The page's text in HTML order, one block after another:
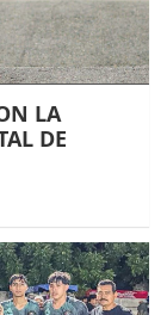
LA
DE